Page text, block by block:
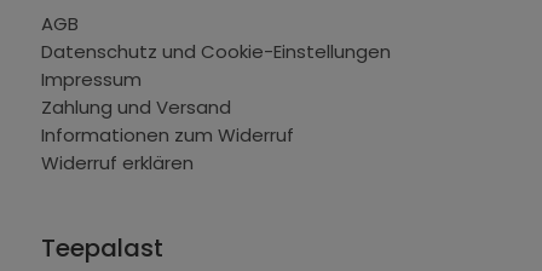
AGB
Datenschutz und Cookie-Einstellungen
Impressum
Zahlung und Versand
Informationen zum Widerruf
Widerruf erklären
Teepalast